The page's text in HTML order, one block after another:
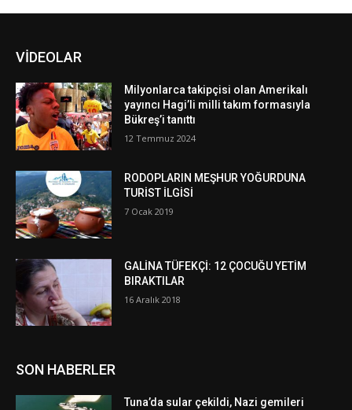
VİDEOLAR
Milyonlarca takipçisi olan Amerikalı
yayıncı Hagi’li milli takım formasıyla
Bükreş’i tanıttı
12 Temmuz 2024
RODOPLARIN MEŞHUR YOĞURDUNA
TURİST İLGİSİ
7 Ocak 2019
GALİNA TÜFEKÇİ: 12 ÇOCUĞU YETİM
BIRAKTILAR
16 Aralık 2018
SON HABERLER
Tuna’da sular çekildi, Nazi gemileri